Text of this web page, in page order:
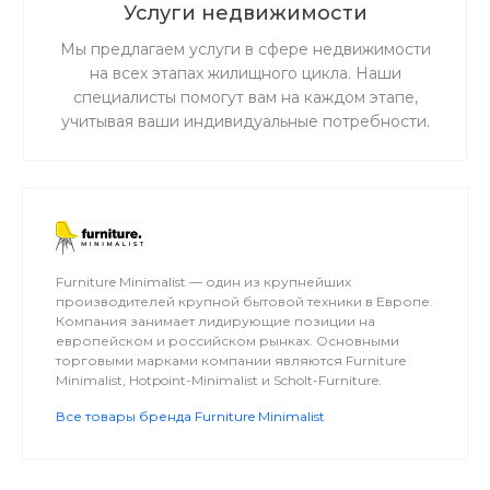
Услуги недвижимости
Мы предлагаем услуги в сфере недвижимости
на всех этапах жилищного цикла. Наши
специалисты помогут вам на каждом этапе,
учитывая ваши индивидуальные потребности.
Furniture Minimalist — один из крупнейших
производителей крупной бытовой техники в Европе.
Компания занимает лидирующие позиции на
европейском и российском рынках. Основными
торговыми марками компании являются Furniture
Minimalist, Hotpoint-Minimalist и Scholt-Furniture.
Все товары бренда Furniture Minimalist